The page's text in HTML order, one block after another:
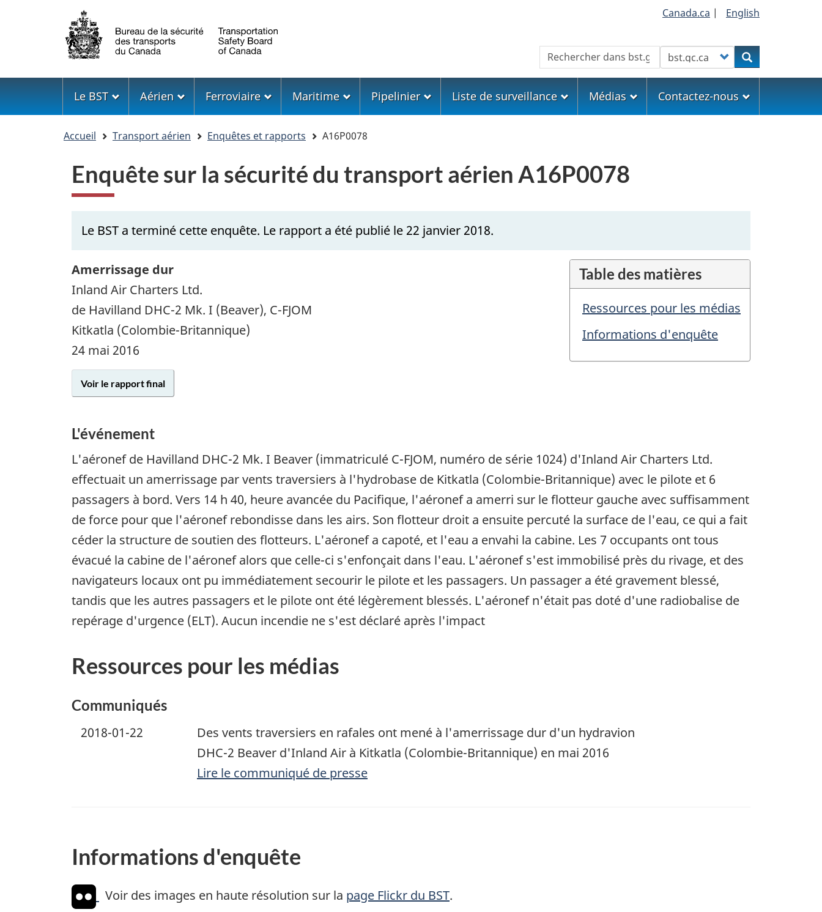
Sélection
de
la
langue
Canada.ca | English
Rechercher Customize your searchRechercher
Menu
Le BST Aérien Ferroviaire Maritime Pipelinier Liste de surveillance Médias Contactez-nous
Accueil Transport aérien Enquêtes et rapports A16P0078
Enquête sur la sécurité du transport aérien A16P0078
Le BST a terminé cette enquête. Le rapport a été publié le 22 janvier 2018.
Table des matières
Ressources pour les médias
Informations d'enquête
Amerrissage dur
Inland Air Charters Ltd.
de Havilland DHC-2 Mk. I (Beaver), C-FJOM
Kitkatla (Colombie-Britannique)
24 mai 2016
Voir le rapport final
L'événement
L'aéronef de Havilland DHC-2 Mk. I Beaver (immatriculé C-FJOM, numéro de série 1024) d'Inland Air Charters Ltd.
effectuait un amerrissage par vents traversiers à l'hydrobase de Kitkatla (Colombie-Britannique) avec le pilote et 6
passagers à bord. Vers 14 h 40, heure avancée du Pacifique, l'aéronef a amerri sur le flotteur gauche avec suffisamment
de force pour que l'aéronef rebondisse dans les airs. Son flotteur droit a ensuite percuté la surface de l'eau, ce qui a fait
céder la structure de soutien des flotteurs. L'aéronef a capoté, et l'eau a envahi la cabine. Les 7 occupants ont tous
évacué la cabine de l'aéronef alors que celle-ci s'enfonçait dans l'eau. L'aéronef s'est immobilisé près du rivage, et des
navigateurs locaux ont pu immédiatement secourir le pilote et les passagers. Un passager a été gravement blessé,
tandis que les autres passagers et le pilote ont été légèrement blessés. L'aéronef n'était pas doté d'une radiobalise de
repérage d'urgence (ELT). Aucun incendie ne s'est déclaré après l'impact
Ressources pour les médias
Communiqués
2018-01-22
Des vents traversiers en rafales ont mené à l'amerrissage dur d'un hydravion
DHC-2 Beaver d'Inland Air à Kitkatla (Colombie-Britannique) en mai 2016
Lire le communiqué de presse
Informations d'enquête
Voir des images en haute résolution sur la page Flickr du BST.